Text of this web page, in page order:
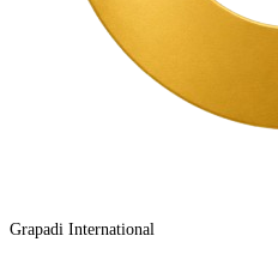
Grapadi International